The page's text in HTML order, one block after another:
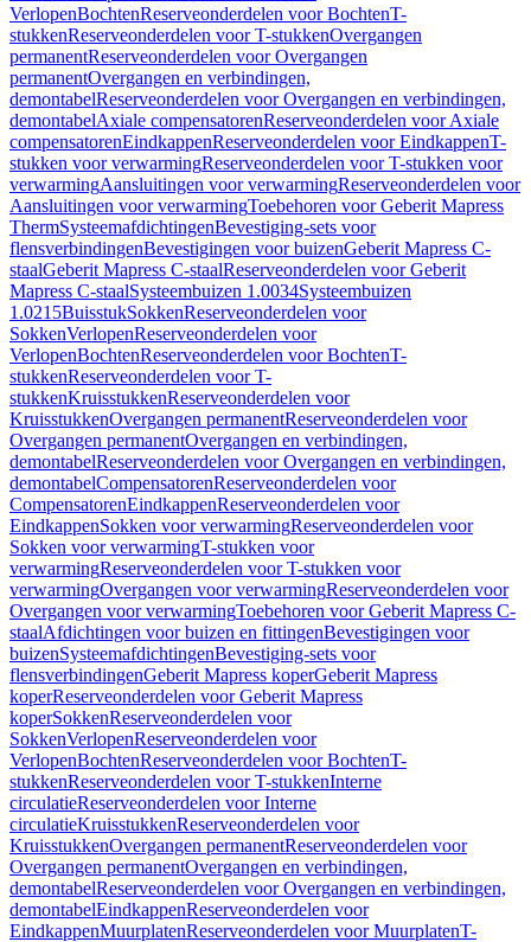
VerlopenBochtenReserveonderdelen voor BochtenT-
stukkenReserveonderdelen voor T-stukkenOvergangen
permanentReserveonderdelen voor Overgangen
permanentOvergangen en verbindingen,
demontabelReserveonderdelen voor Overgangen en verbindingen,
demontabelAxiale compensatorenReserveonderdelen voor Axiale
compensatorenEindkappenReserveonderdelen voor EindkappenT-
stukken voor verwarmingReserveonderdelen voor T-stukken voor
verwarmingAansluitingen voor verwarmingReserveonderdelen voor
Aansluitingen voor verwarmingToebehoren voor Geberit Mapress
ThermSysteemafdichtingenBevestiging-sets voor
flensverbindingenBevestigingen voor buizenGeberit Mapress C-
staalGeberit Mapress C-staalReserveonderdelen voor Geberit
Mapress C-staalSysteembuizen 1.0034Systeembuizen
1.0215BuisstukSokkenReserveonderdelen voor
SokkenVerlopenReserveonderdelen voor
VerlopenBochtenReserveonderdelen voor BochtenT-
stukkenReserveonderdelen voor T-
stukkenKruisstukkenReserveonderdelen voor
KruisstukkenOvergangen permanentReserveonderdelen voor
Overgangen permanentOvergangen en verbindingen,
demontabelReserveonderdelen voor Overgangen en verbindingen,
demontabelCompensatorenReserveonderdelen voor
CompensatorenEindkappenReserveonderdelen voor
EindkappenSokken voor verwarmingReserveonderdelen voor
Sokken voor verwarmingT-stukken voor
verwarmingReserveonderdelen voor T-stukken voor
verwarmingOvergangen voor verwarmingReserveonderdelen voor
Overgangen voor verwarmingToebehoren voor Geberit Mapress C-
staalAfdichtingen voor buizen en fittingenBevestigingen voor
buizenSysteemafdichtingenBevestiging-sets voor
flensverbindingenGeberit Mapress koperGeberit Mapress
koperReserveonderdelen voor Geberit Mapress
koperSokkenReserveonderdelen voor
SokkenVerlopenReserveonderdelen voor
VerlopenBochtenReserveonderdelen voor BochtenT-
stukkenReserveonderdelen voor T-stukkenInterne
circulatieReserveonderdelen voor Interne
circulatieKruisstukkenReserveonderdelen voor
KruisstukkenOvergangen permanentReserveonderdelen voor
Overgangen permanentOvergangen en verbindingen,
demontabelReserveonderdelen voor Overgangen en verbindingen,
demontabelEindkappenReserveonderdelen voor
EindkappenMuurplatenReserveonderdelen voor MuurplatenT-